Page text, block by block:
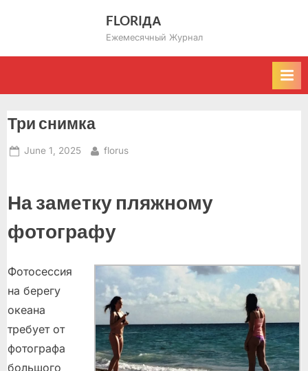
FLORIДА
Ежемесячный Журнал
Три снимка
Posted
June 1, 2025 By
florus
На заметку пляжному
фотографу
Фотосессия
на берегу
океана
требует от
фотографа
большого